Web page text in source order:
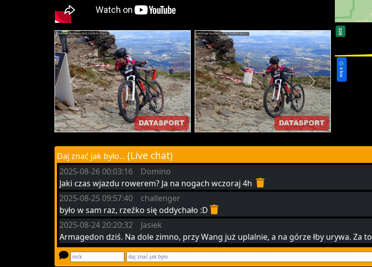
0 km
328
Daj znać jak było... (Live chat)
2025-08-26 00:03:16 Domino
Jaki czas wjazdu rowerem? Ja na nogach wczoraj 4h
2025-08-25 09:57:40 challenger
było w sam raz, rzeźko się oddychało :D
2025-08-24 20:20:32 Jasiek
Armagedon dziś. Na dole zimno, przy Wang już uplalnie, a na górze łby urywa. Za